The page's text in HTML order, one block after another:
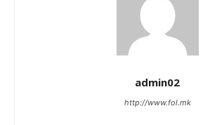
admin02
http://www.fol.mk